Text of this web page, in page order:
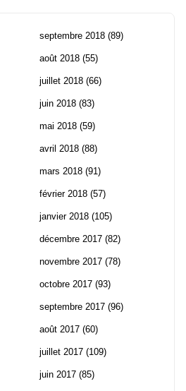
septembre 2018 (89)
août 2018 (55)
juillet 2018 (66)
juin 2018 (83)
mai 2018 (59)
avril 2018 (88)
mars 2018 (91)
février 2018 (57)
janvier 2018 (105)
décembre 2017 (82)
novembre 2017 (78)
octobre 2017 (93)
septembre 2017 (96)
août 2017 (60)
juillet 2017 (109)
juin 2017 (85)